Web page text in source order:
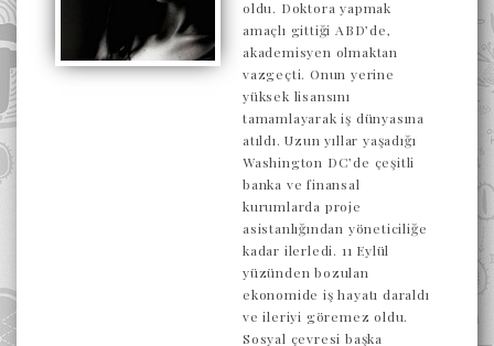
oldu. Doktora yapmak
amaçlı gittiği ABD’de,
akademisyen olmaktan
vazgeçti. Onun yerine
yüksek lisansını
tamamlayarak iş dünyasına
atıldı. Uzun yıllar yaşadığı
Washington DC’de çeşitli
banka ve finansal
kurumlarda proje
asistanlığından yöneticiliğe
kadar ilerledi. 11 Eylül
yüzünden bozulan
ekonomide iş hayatı daraldı
ve ileriyi göremez oldu.
Sosyal çevresi başka